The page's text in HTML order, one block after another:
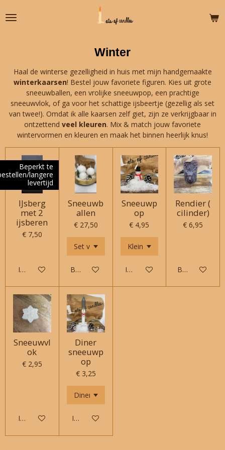
direct
Winter
Haal de winterse gezelligheid in huis met mijn handgemaakte
winterkaarsen! Bestel jouw favoriete figuren. Kies uit grote
sneeuwballen, een vrolijke sneeuwpop, een prachtige
sneeuwvlok, of ga voor het schattige ijsbeertje (gezellig als set
van twee!). Omdat ik alle kaarsen zelf giet, zijn ze verkrijgbaar in
ontzettend veel kleuren. Mix & match jouw favoriete
wintervormen en kleuren en maak het binnen heerlijk knus!
Beperkt te
langere
levertijd
IJsberg
met 2
ijsberen
€ 7,50
In winkelwagen
Sneeuwb
allen
€ 27,50
Bekijk details
Sneeuwp
op
€ 4,95
In winkelwagen
Rendier (
cilinder)
€ 6,95
Bekijk details
Sneeuwvl
ok
€ 2,95
In winkelwagen
Diner
sneeuwp
op
€ 3,25
In winkelwagen